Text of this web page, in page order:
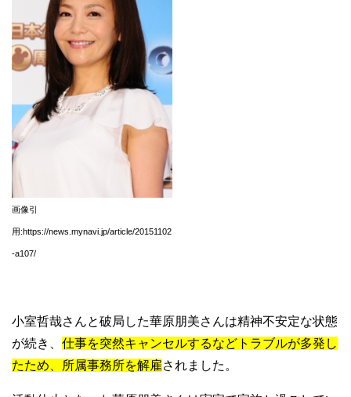
画像引
用:https://news.mynavi.jp/article/20151102
-a107/
小室哲哉さんと破局した華原朋美さんは精神不安定な状態
が続き、 仕事を突然キャンセルするなどトラブルが多発し
たため、所属事務所を解雇されました。